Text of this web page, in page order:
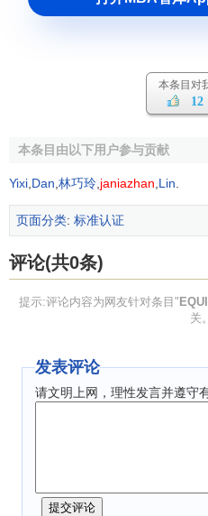
EQUIS不宣扬标准化，它崇
的多样性。EQUIS提倡相互学
和相互认可。EUQIS对院校整
位项目，而且对院校所有活动
主要致力于管理学教育。
机构互动交流带来的专业性的
尽可能挖掘研究潜能。EQUIS
设，高效率的教学环境有助于
强他们的全球责任感。同时，
目设计和教学法的创新。我国
作为一个国际权威机构，
象，认证过程非常严谨。就
时，除要求高等管理教育机构
高等管理教管机构与工商业界
本条目对
12
本条目由以下用户参与贡献
Yixi Dan 林巧玲 janiazhan Lin
页面分类: 标准认证
评论(共0条)
提示:评论内容为网友针对条目"
关。
发表评论
请文明上网，理性发言并遵守